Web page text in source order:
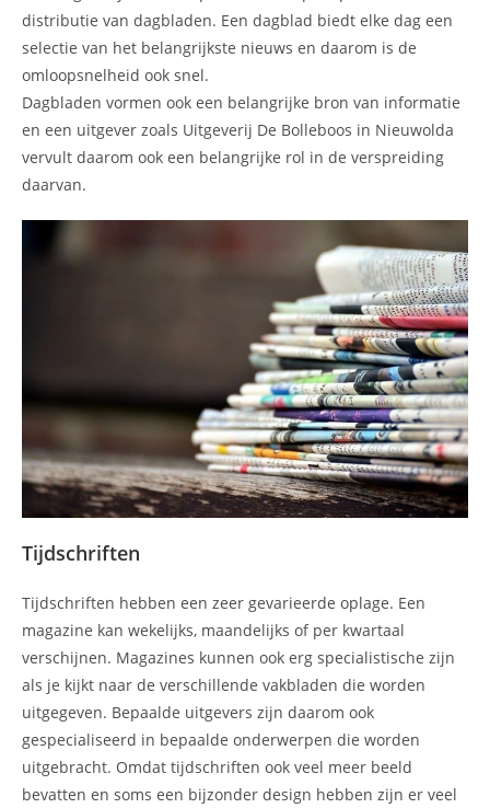
distributie van dagbladen. Een dagblad biedt elke dag een
selectie van het belangrijkste nieuws en daarom is de
omloopsnelheid ook snel.
Dagbladen vormen ook een belangrijke bron van informatie
en een uitgever zoals Uitgeverij De Bolleboos in Nieuwolda
vervult daarom ook een belangrijke rol in de verspreiding
daarvan.
Tijdschriften
Tijdschriften hebben een zeer gevarieerde oplage. Een
magazine kan wekelijks, maandelijks of per kwartaal
verschijnen. Magazines kunnen ook erg specialistische zijn
als je kijkt naar de verschillende vakbladen die worden
uitgegeven. Bepaalde uitgevers zijn daarom ook
gespecialiseerd in bepaalde onderwerpen die worden
uitgebracht. Omdat tijdschriften ook veel meer beeld
bevatten en soms een bijzonder design hebben zijn er veel